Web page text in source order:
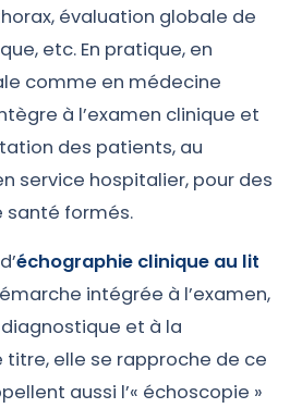
évaluation globale de
etc. En pratique, en
comme en médecine
à l’examen clinique et
des patients, au
service hospitalier, pour des
santé formés.
échographie clinique au lit
intégrée à l’examen,
et à la
titre, elle se rapproche de ce
aussi l’« échoscopie »